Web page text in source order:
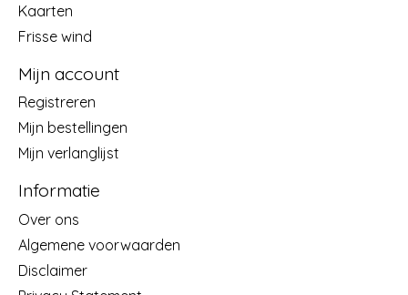
Kaarten
Frisse wind
Mijn account
Registreren
Mijn bestellingen
Mijn verlanglijst
Informatie
Over ons
Algemene voorwaarden
Disclaimer